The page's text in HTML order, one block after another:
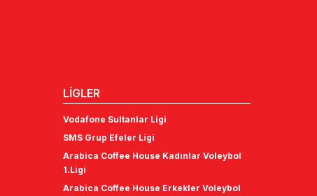
LİGLER
Vodafone Sultanlar Ligi
SMS Grup Efeler Ligi
Arabica Coffee House Kadınlar Voleybol
1.Ligi
Arabica Coffee House Erkekler Voleybol